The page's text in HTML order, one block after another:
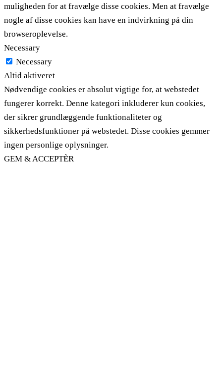
muligheden for at fravælge disse cookies. Men at fravælge
nogle af disse cookies kan have en indvirkning på din
browseroplevelse.
Necessary
Necessary
Altid aktiveret
Nødvendige cookies er absolut vigtige for, at webstedet
fungerer korrekt. Denne kategori inkluderer kun cookies,
der sikrer grundlæggende funktionaliteter og
sikkerhedsfunktioner på webstedet. Disse cookies gemmer
ingen personlige oplysninger.
GEM & ACCEPTÈR